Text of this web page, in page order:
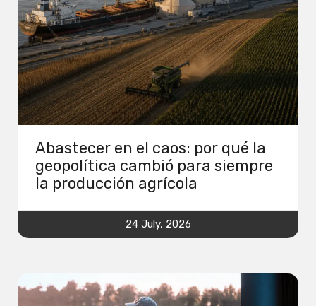
Abastecer en el caos: por qué la
geopolítica cambió para siempre
la producción agrícola
24 July, 2026